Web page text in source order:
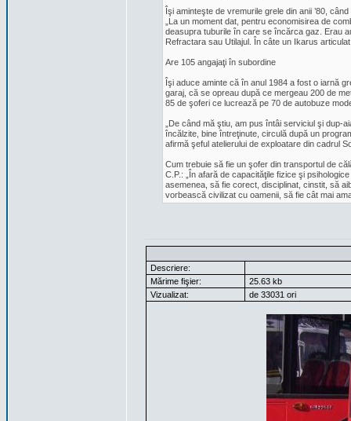
Îşi aminteşte de vremurile grele din anii ’80,
„La un moment dat, pentru economisirea de
deasupra tuburile în care se încărca gaz. Erau
Refractara sau Utilajul. În câte un Ikarus
Are 105 angajaţi în subordine
Îşi aduce aminte că în anul 1984 a fost o iarnă
garaj, că se opreau după ce mergeau 200 de
85 de şoferi ce lucrează pe 70 de autobuze
„De când mă ştiu, am pus întâi serviciul şi
încălzite, bine întreţinute, circulă după un
afirmă şeful atelierului de exploatare din cadrul
Cum trebuie să fie un şofer din transportul de
C.P.: „În afară de capacităţile fizice şi
asemenea, să fie corect, disciplinat, cinstit, să
vorbească civilizat cu oamenii, să fie cât mai
Descriere:
Mărime fişier:
25.63 kb
Vizualizat:
de 33031 ori